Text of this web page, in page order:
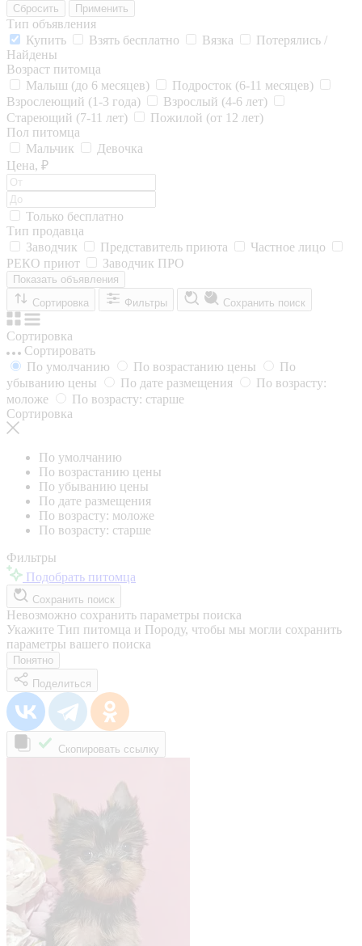
Сбросить Применить
Тип объявления
Купить
Взять бесплатно Вязка
Потерялись /
Найдены
Возраст питомца
Малыш (до 6 месяцев)
Подросток (6-11 месяцев)
Взрослеющий (1-3 года)
Взрослый (4-6 лет)
Стареющий (7-11 лет)
Пожилой (от 12 лет)
Пол питомца
Мальчик
Девочка
Цена, ₽
Только бесплатно
Тип продавца
Заводчик
Представитель приюта
Частное лицо
РЕКО приют
Заводчик ПРО
Показать объявления
Сортировка
Фильтры Сохранить поиск
Сортировка
Сортировать
По умолчанию
По возрастанию цены
По
убыванию цены
По дате размещения
По возрасту:
моложе
По возрасту: старше
Сортировка
По умолчанию
По возрастанию цены
По убыванию цены
По дате размещения
По возрасту: моложе
По возрасту: старше
Фильтры
Подобрать питомца
Сохранить поиск
Невозможно сохранить параметры поиска
Укажите Тип питомца и Породу, чтобы мы могли сохранить
параметры вашего поиска
Понятно
Поделиться
Скопировать ссылку